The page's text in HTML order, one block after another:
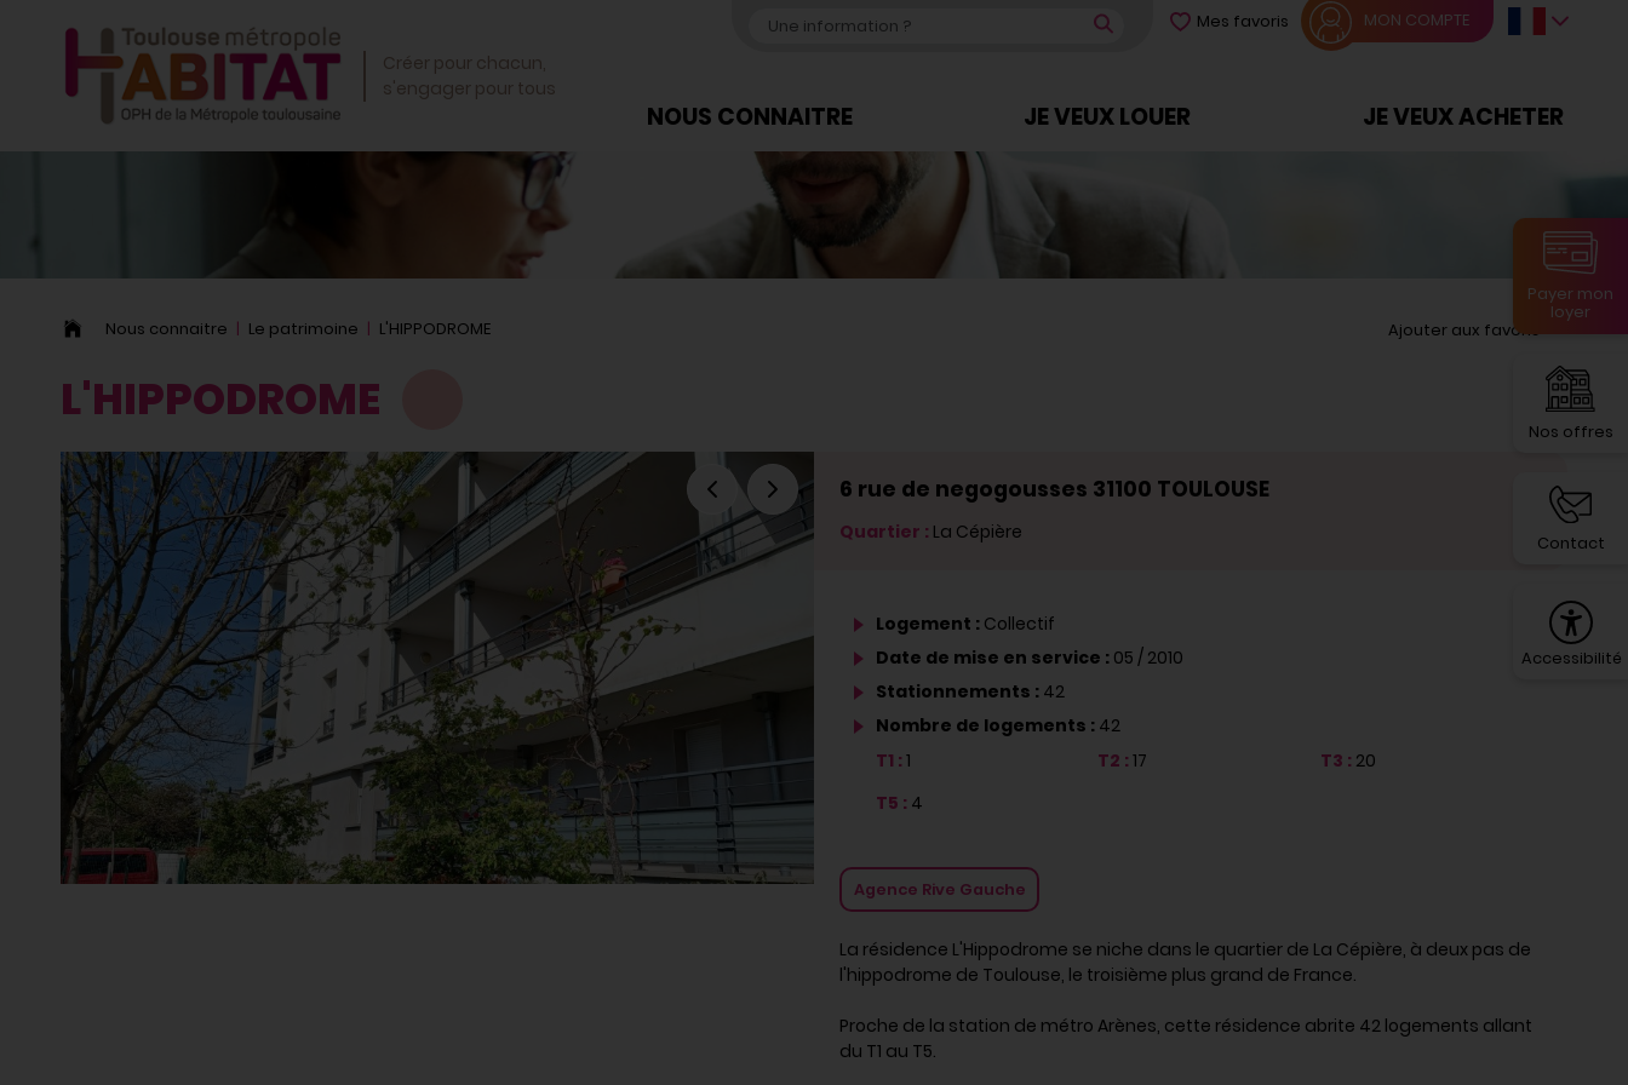
Créer pour chacun,
s'engager pour tous
Mes favoris MON COMPTE
NOUS CONNAITRE JE VEUX LOUER JE VEUX ACHETER
Nous connaitre Le patrimoine L'HIPPODROME Ajouter aux favoris
L'HIPPODROME
6 rue de negogousses 31100 TOULOUSE
Quartier : La Cépière
Logement : Collectif
Date de mise en service : 05 / 2010
Stationnements : 42
Nombre de logements : 42
T1 : 1 T2 :17 T3 : 20
T5 : 4
Agence Rive Gauche
La résidence L'Hippodrome se niche dans le quartier de La Cépière, à deux pas de
l'hippodrome de Toulouse, le troisième plus grand de France.
Proche de la station de métro Arènes, cette résidence abrite 42 logements allant
du T1 au T5.
Payer mon
loyer
Nos offres
Contact
Accessibilité